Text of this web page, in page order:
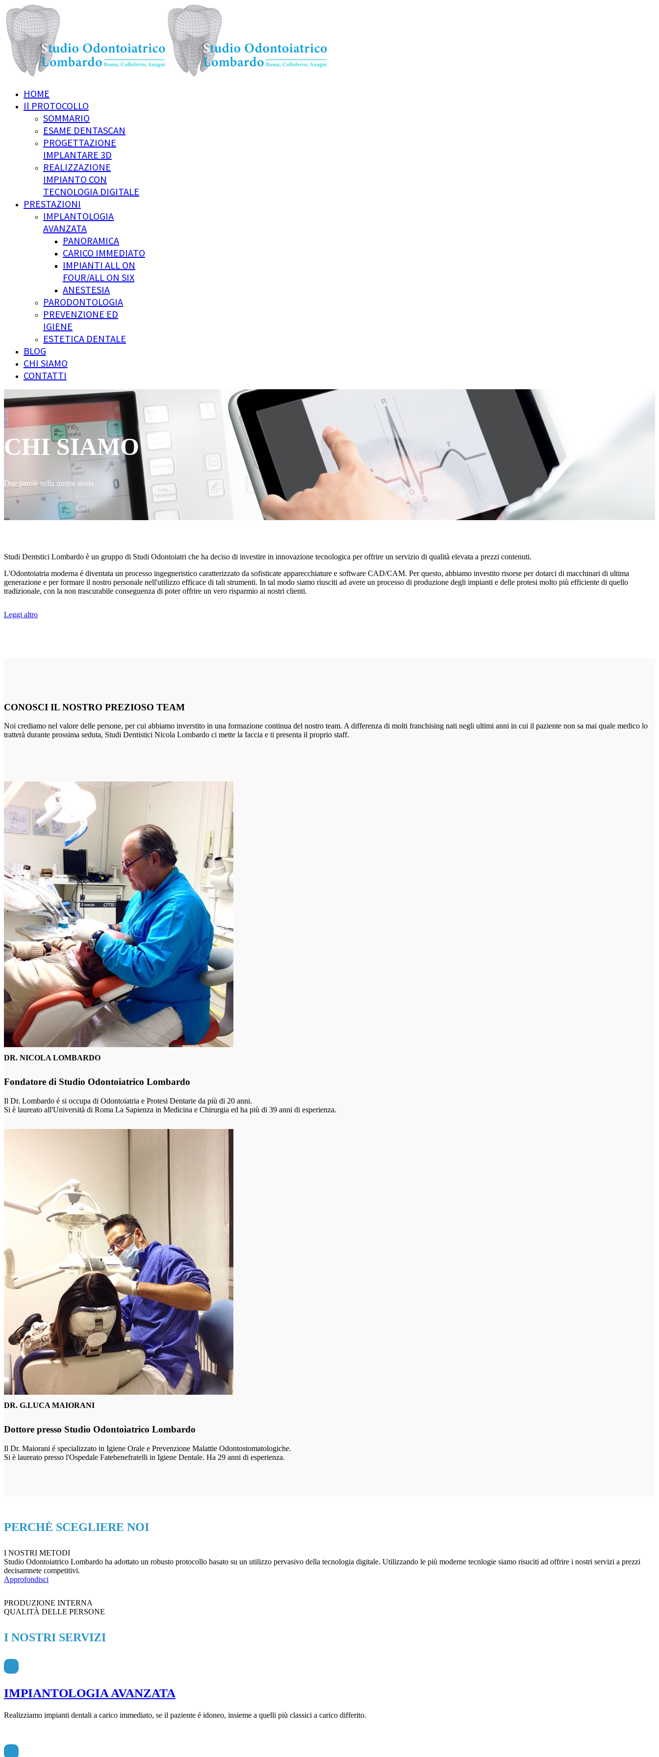
HOME
Il PROTOCOLLO
SOMMARIO
ESAME DENTASCAN
PROGETTAZIONE
IMPLANTARE 3D
REALIZZAZIONE
IMPIANTO CON
TECNOLOGIA DIGITALE
PRESTAZIONI
IMPLANTOLOGIA
AVANZATA
PANORAMICA
CARICO IMMEDIATO
IMPIANTI ALL ON
FOUR/ALL ON SIX
ANESTESIA
PARODONTOLOGIA
PREVENZIONE ED
IGIENE
ESTETICA DENTALE
BLOG
CHI SIAMO
CONTATTI
CHI SIAMO
Due parole sulla nostra storia
Studi Dentstici Lombardo è un gruppo di Studi Odontoiatri che ha deciso di investire in innovazione tecnologica per offrire un servizio di qualità elevata a prezzi contenuti.
L'Odontoiatria moderna é diventata un processo ingegneristico caratterizzato da sofisticate apparecchiature e software CAD/CAM. Per questo, abbiamo investito risorse per dotarci di macchinari di ultima
generazione e per formare il nostro personale nell'utilizzo efficace di tali strumenti. In tal modo siamo riusciti ad avere un processo di produzione degli impianti e delle protesi molto più efficiente di quello
tradizionale, con la non trascurabile conseguenza di poter offrire un vero risparmio ai nostri clienti.
Leggi altro
CONOSCI IL NOSTRO PREZIOSO TEAM
Noi crediamo nel valore delle persone, per cui abbiamo inverstito in una formazione continua del nostro team. A differenza di molti franchising nati negli ultimi anni in cui il paziente non sa mai quale medico lo
tratterà durante prossima seduta, Studi Dentistici Nicola Lombardo ci mette la faccia e ti presenta il proprio staff.
DR. NICOLA LOMBARDO
Fondatore di Studio Odontoiatrico Lombardo
Il Dr. Lombardo é si occupa di Odontoiatria e Protesi Dentarie da più di 20 anni.
Si è laureato all'Università di Roma La Sapienza in Medicina e Chirurgia ed ha più di 39 anni di esperienza.
DR. G.LUCA MAIORANI
Dottore presso Studio Odontoiatrico Lombardo
Il Dr. Maiorani é specializzato in Igiene Orale e Prevenzione Malattie Odontostomatologiche.
Si è laureato presso l'Ospedale Fatebenefratelli in Igiene Dentale. Ha 29 anni di esperienza.
PERCHÈ SCEGLIERE NOI
I NOSTRI METODI
Studio Odontoiatrico Lombardo ha adottato un robusto protocollo basato su un utilizzo pervasivo della tecnologia digitale. Utilizzando le più moderne tecnlogie siamo risuciti ad offrire i nostri servizi a prezzi
decisamnete competitivi.
Approfondisci
PRODUZIONE INTERNA
QUALITÀ DELLE PERSONE
I NOSTRI SERVIZI
IMPIANTOLOGIA AVANZATA
Realizziamo impianti dentali a carico immediato, se il paziente é idoneo, insieme a quelli più classici a carico differito.